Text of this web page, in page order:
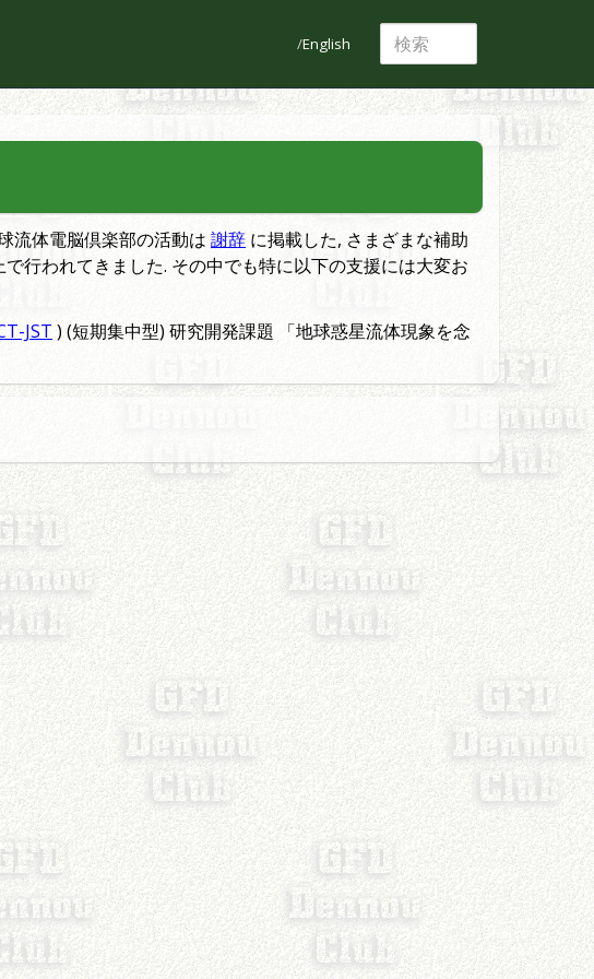
English
流体電脳倶楽部の活動は 謝辞 に掲載した, さまざまな補助
行われてきました. その中でも特に以下の支援には大変お
JST ) (短期集中型) 研究開発課題 「地球惑星流体現象を念